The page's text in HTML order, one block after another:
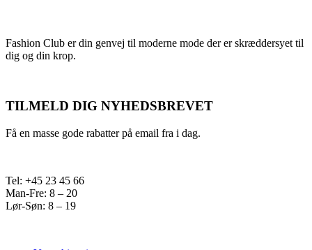
Fashion Club er din genvej til moderne mode der er skræddersyet til
dig og din krop.
TILMELD DIG NYHEDSBREVET
Få en masse gode rabatter på email fra i dag.
Tel: +45 23 45 66
Man-Fre: 8 – 20
Lør-Søn: 8 – 19